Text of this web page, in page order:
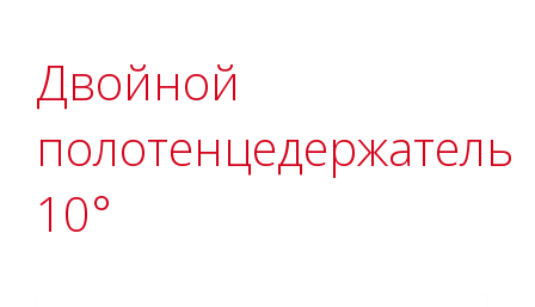
Двойной
полотенцедержатель
10°